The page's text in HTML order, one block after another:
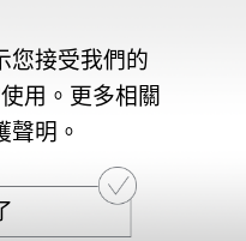
您接受我們的
用。更多相關
聲明。